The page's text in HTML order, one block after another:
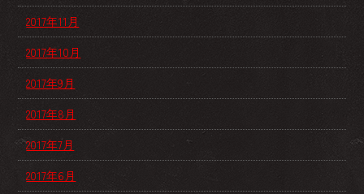
2017年11月
2017年10月
2017年9月
2017年8月
2017年7月
2017年6月